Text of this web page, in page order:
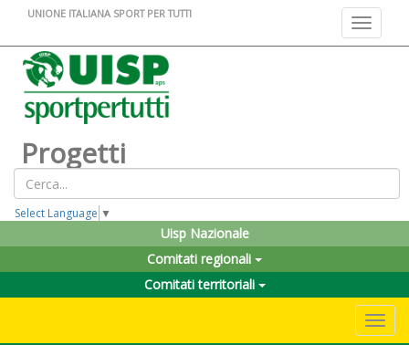
Toggle
UNIONE ITALIANA SPORT PER TUTTI
Progetti
Select Language ▼
Uisp Nazionale
Comitati regionali
Comitati territoriali